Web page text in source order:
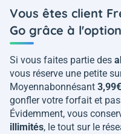
Vous êtes client
Go grâce à
Si vous faites partie des
vous réserve une petite
Moyennabonnésant
gonfler votre forfait et
Évidemment, vous
illimités, le tout sur le